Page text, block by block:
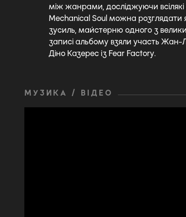
між жанрами, досліджуючи
Mechanical Soul можна розглядати
зусиль, майстерню одного з
записі альбому взяли участь
Діно Казерес із Fear Factory.
МУЗИКА / ВІДЕО